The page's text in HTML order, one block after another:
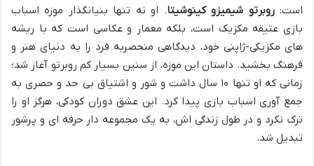
است:روبرتو شیمیزو کینوشیتا. او نه تنها بنیانگذار موزه اسباب
بازی عتیقه مکزیک است، بلکه معمار و عکاسی است که با ریشه
های مکزیکی-ژاپنی خود، دیدگاهی منحصربه فرد را به دنیای هنر و
فرهنگ بخشید. داستان این موزه، از سنین بسیار کم روبرتو آغاز شد؛
زمانی که او تنها ۱۰ سال داشت و شور و اشتیاق بی حد و حصری به
جمع آوری اسباب بازی پیدا کرد. این عشق دوران کودکی، هرگز او را
ترک نکرد و در طول زندگی اش، به یک مجموعه دار حرفه ای و پرشور
تبدیل شد.